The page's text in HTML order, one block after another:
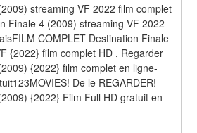
streaming VF 2022 film complet
Finale 4 (2009) streaming VF 2022
COMPLET Destination Finale
{2022} film complet HD , Regarder
{2022} film complet en ligne-
De le REGARDER!
{2022} Film Full HD gratuit en